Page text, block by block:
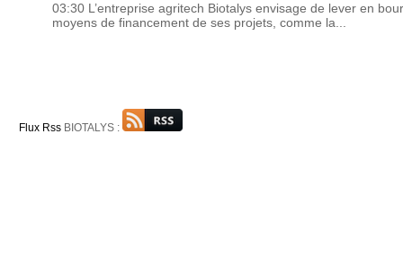
03:30 L’entreprise agritech Biotalys envisage de lever en
moyens de financement de ses projets, comme la...
Flux Rss BIOTALYS :